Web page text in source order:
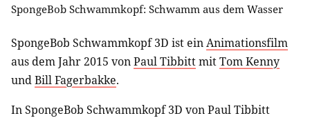
SpongeBob Schwammkopf: Schwamm aus dem Wasser
SpongeBob Schwammkopf 3D ist einAnimationsfilm
aus dem Jahr 2015 vonPaul TibbittmitTom Kenny
undBill Fagerbakke.
In SpongeBob Schwammkopf 3D von Paul Tibbitt